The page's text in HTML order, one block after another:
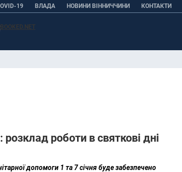
19 ВЛАДА НОВИНИ ВІННИЧЧИНИ КОНТАКТИ
роботи в святкові дні
допомоги 1 та 7 січня буде забезпечено